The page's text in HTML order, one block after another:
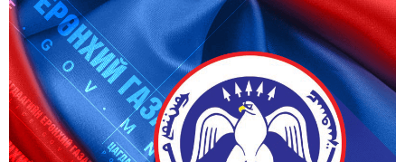
Удирдлагын шийдвэрийн ил тод байдал
Авлигын эсрэг үйл ажиллагаа
Үйл ажиллагааны ил тод байдал
Өргөдөл, гомдлын мэдээ